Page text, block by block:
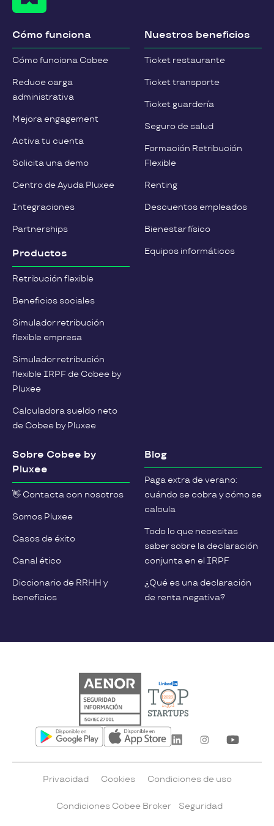
Cómo funciona
Cómo funciona Cobee
Reduce carga
administrativa
Mejora engagement
Activa tu cuenta
Solicita una demo
Centro de Ayuda Pluxee
Integraciones
Partnerships
Productos
Retribución flexible
Beneficios sociales
Simulador retribución
flexible empresa
Simulador retribución
flexible IRPF de Cobee by
Pluxee
Calculadora sueldo neto
de Cobee by Pluxee
Nuestros beneficios
Ticket restaurante
Ticket transporte
Ticket guardería
Seguro de salud
Formación Retribución
Flexible
Renting
Descuentos empleados
Bienestar físico
Equipos informáticos
Sobre Cobee by
Pluxee
👋 Contacta con nosotros
Somos Pluxee
Casos de éxito
Canal ético
Diccionario de RRHH y
beneficios
Blog
Paga extra de verano:
cuándo se cobra y cómo se
calcula
Todo lo que necesitas
saber sobre la declaración
conjunta en el IRPF
¿Qué es una declaración
de renta negativa?
Privacidad Cookies Condiciones de uso
Condiciones Cobee Broker Seguridad